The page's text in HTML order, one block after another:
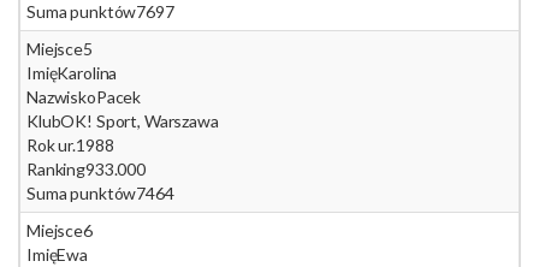
Suma punktów7697
Miejsce5
ImięKarolina
NazwiskoPacek
KlubOK! Sport, Warszawa
Rok ur.1988
Ranking933.000
Suma punktów7464
Miejsce6
ImięEwa